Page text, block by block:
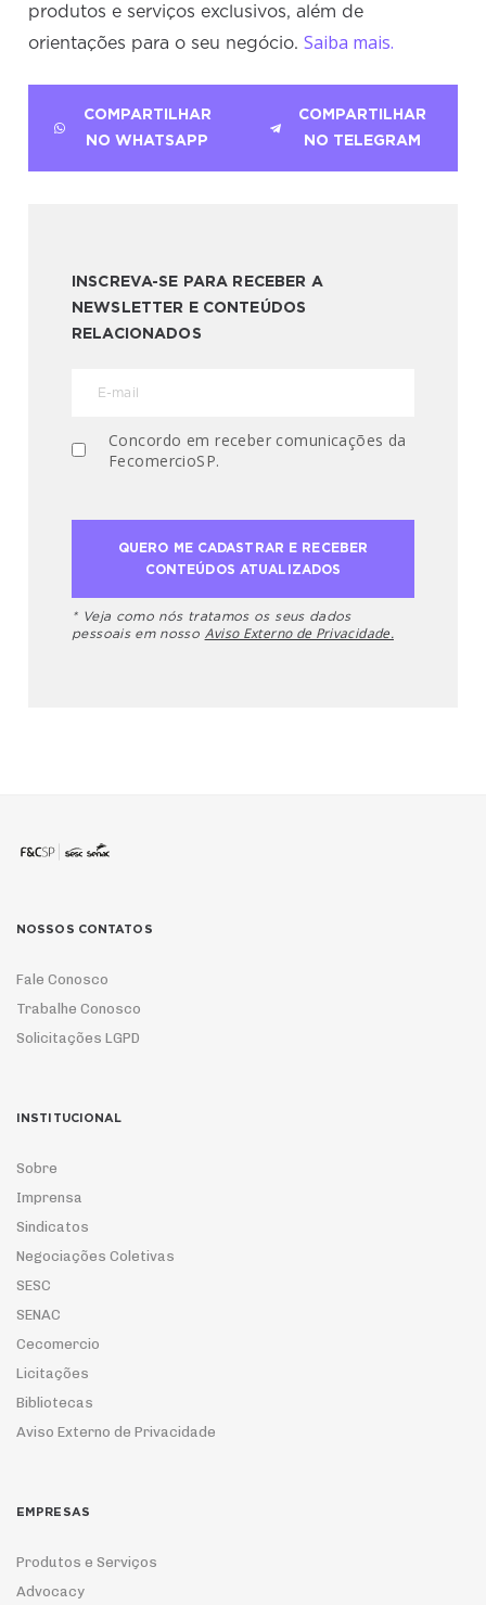
produtos e serviços exclusivos, além de
orientações para o seu negócio.Saiba mais.
COMPARTILHAR
NO WHATSAPP
COMPARTILHAR
NO TELEGRAM
INSCREVA-SE PARA RECEBER A
NEWSLETTER E CONTEÚDOS
RELACIONADOS
Concordo em receber comunicações da
FecomercioSP.
* Veja como nós tratamos os seus dados
pessoais em nosso Aviso Externo de Privacidade.
NOSSOS CONTATOS
Fale Conosco
Trabalhe Conosco
Solicitações LGPD
INSTITUCIONAL
Sobre
Imprensa
Sindicatos
Negociações Coletivas
SESC
SENAC
Cecomercio
Licitações
Bibliotecas
Aviso Externo de Privacidade
EMPRESAS
Produtos e Serviços
Advocacy